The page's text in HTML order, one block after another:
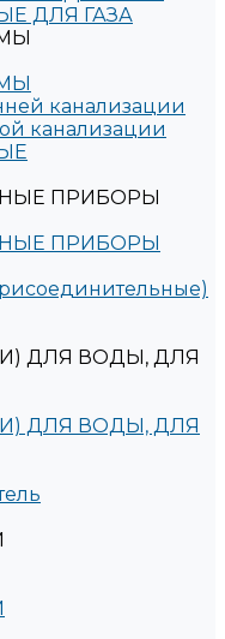
ДЛЯ ГАЗА
канализации
канализации
ПРИБОРЫ
ПРИБОРЫ
ДЛЯ ВОДЫ, ДЛЯ
ДЛЯ ВОДЫ, ДЛЯ